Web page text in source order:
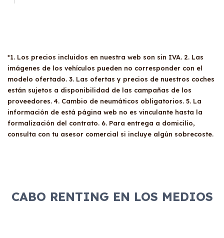
*1. Los precios incluidos en nuestra web son sin IVA. 2. Las
imágenes de los vehículos pueden no corresponder con el
modelo ofertado. 3. Las ofertas y precios de nuestros coches
están sujetos a disponibilidad de las campañas de los
proveedores. 4. Cambio de neumáticos obligatorios. 5. La
información de está página web no es vinculante hasta la
formalización del contrato. 6. Para entrega a domicilio,
consulta con tu asesor comercial si incluye algún sobrecoste.
CABO RENTING EN LOS MEDIOS